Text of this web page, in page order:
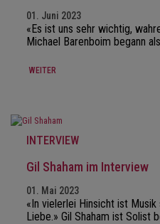
01. Juni 2023
«Es ist uns sehr wichtig,
Michael Barenboim begann
WEITER
INTERVIEW
Gil Shaham im Interview
01. Mai 2023
«In vielerlei Hinsicht ist
Liebe.» Gil Shaham ist Solist